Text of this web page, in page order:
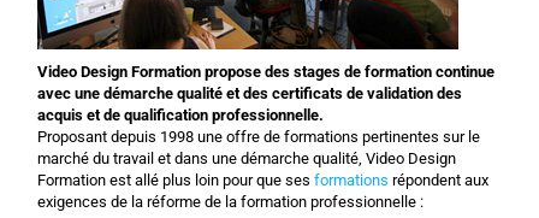
Video Design Formation propose des stages de formation continue
avec une démarche qualité et des certificats de validation des
acquis et de qualification professionnelle.
Proposant depuis 1998 une offre de formations pertinentes sur le
marché du travail et dans une démarche qualité, Video Design
Formation est allé plus loin pour que sesformations répondent aux
exigences de la réforme de la formation professionnelle :